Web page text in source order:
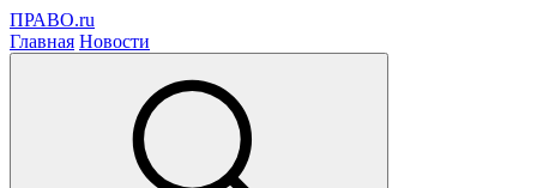
ПРАВО.ru
Главная Новости